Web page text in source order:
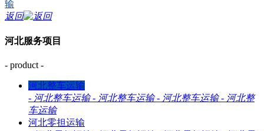
输
返回
河北服务项目
- product -
河北整车运输
- 河北整车运输 - 河北整车运输 - 河北整车运输 - 河北整
车运输
河北零担运输